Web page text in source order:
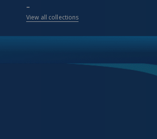
...
View all collections